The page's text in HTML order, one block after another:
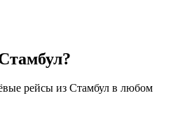
рейсы из Стамбул в любом